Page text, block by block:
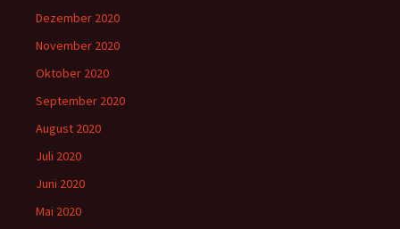
Dezember 2020
November 2020
Oktober 2020
September 2020
August 2020
Juli 2020
Juni 2020
Mai 2020